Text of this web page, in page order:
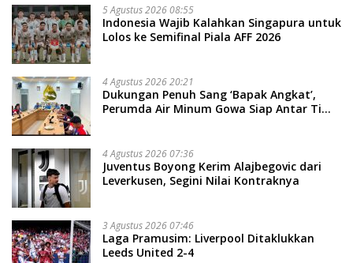
5 Agustus 2026 08:55
Indonesia Wajib Kalahkan Singapura untuk
Lolos ke Semifinal Piala AFF 2026
4 Agustus 2026 20:21
Dukungan Penuh Sang ‘Bapak Angkat’,
Perumda Air Minum Gowa Siap Antar Tim
4 Agustus 2026 07:36
Juventus Boyong Kerim Alajbegovic dari
Leverkusen, Segini Nilai Kontraknya
3 Agustus 2026 07:46
Laga Pramusim: Liverpool Ditaklukkan
Leeds United 2-4